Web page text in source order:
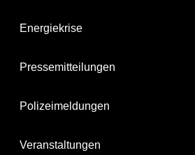
Energiekrise
Pressemitteilungen
Polizeimeldungen
Veranstaltungen